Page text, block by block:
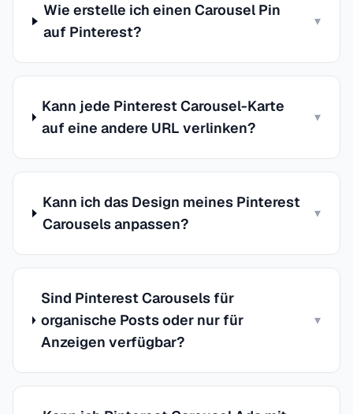
Wie erstelle ich einen Carousel Pin
auf Pinterest?
▾
Kann jede Pinterest Carousel-Karte
auf eine andere URL verlinken?
▾
Kann ich das Design meines Pinterest
Carousels anpassen?
▾
Sind Pinterest Carousels für
organische Posts oder nur für
Anzeigen verfügbar?
▾